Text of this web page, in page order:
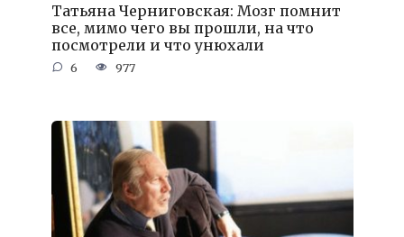
Татьяна Черниговская: Мозг помнит
все, мимо чего вы прошли, на что
посмотрели и что унюхали
6 977